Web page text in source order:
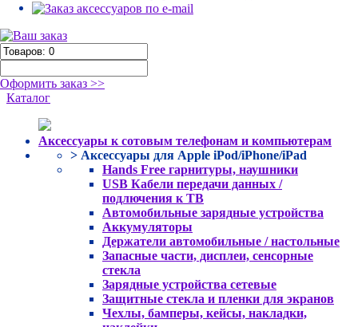
Оформить заказ >>
Каталог
Аксессуары к сотовым телефонам и компьютерам
> Аксессуары для Apple iPod/iPhone/iPad
Hands Free гарнитуры, наушники
USB Кабели передачи данных /
подлючения к ТВ
Автомобильные зарядные устройства
Аккумуляторы
Держатели автомобильные / настольные
Запасные части, дисплеи, сенсорные
стекла
Зарядные устройства сетевые
Защитные стекла и пленки для экранов
Чехлы, бамперы, кейсы, накладки,